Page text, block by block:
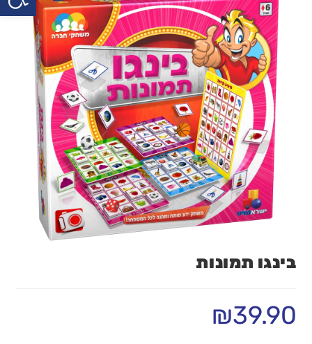
בינגו תמונות
₪39.90